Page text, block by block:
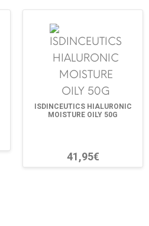
ISDINCEUTICS HIALURONIC
MOISTURE OILY 50G
41,95€